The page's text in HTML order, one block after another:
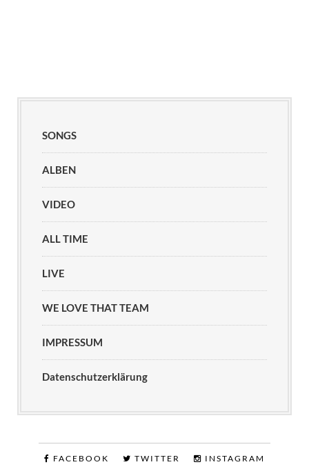
SONGS
ALBEN
VIDEO
ALL TIME
LIVE
WE LOVE THAT TEAM
IMPRESSUM
Datenschutzerklärung
FACEBOOK TWITTER INSTAGRAM